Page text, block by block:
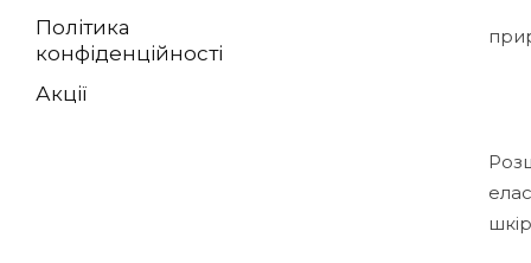
Політика
конфіденційності
Акції